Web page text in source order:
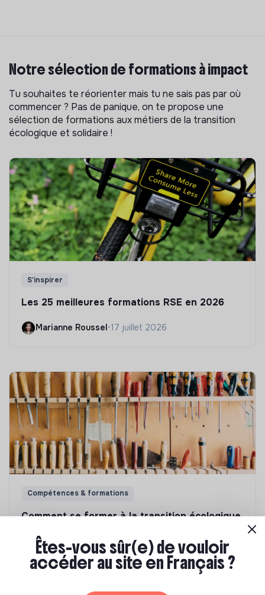
Notre sélection de formations à impact
Tu souhaites te réorienter mais tu ne sais pas par où
commencer ? Pas de panique, on te propose une
sélection de formations aux métiers de la transition
écologique et solidaire !
S'inspirer
Les 25 meilleures formations RSE en 2026
Marianne Roussel •17 juillet 2026
Compétences & formations
Comment se former à la transition écologique
Marianne Roussel •09 janvier 2024
Êtes-vous sûr(e) de vouloir
accéder au site en Français ?